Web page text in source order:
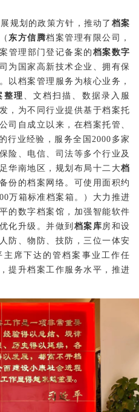
规划的政策方针，推动了 档案
（ 东方信腾档案管理有限公司，
管理部门登记备案的 档案数字
为国家高新技术企业、拥有保
以档案管理服务为核心业务，
整理
、文档扫描、数据录入服
，为不同行业提供基于档案托
公司自成立以来，在档案托管、
行业经验，服务全国2000 多家
险、电信、司法等多个行业及
华南地区，规划布局十二大档
份的档案网络。可使用面积约
00万箱标准档案箱。） 大力推进
的数字档案馆，加强智能软件
化升级。并做到 档案库 房和设
防、物防、技防，三位一体安
席下达的管档案事业工作任
提升档案工作服务水平， 推进